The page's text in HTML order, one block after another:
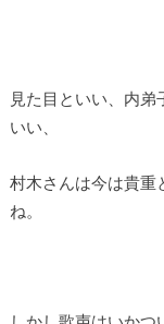
見た目といい、内弟
いい、
村木さんは今は貴重
ね。